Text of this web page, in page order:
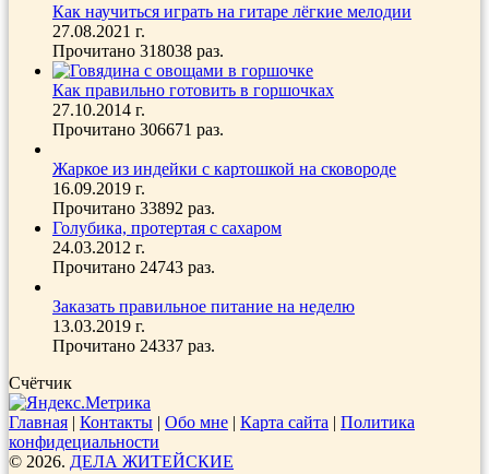
Как научиться играть на гитаре лёгкие мелодии
27.08.2021 г.
Прочитано 318038 раз.
Как правильно готовить в горшочках
27.10.2014 г.
Прочитано 306671 раз.
Жаркое из индейки с картошкой на сковороде
16.09.2019 г.
Прочитано 33892 раз.
Голубика, протертая с сахаром
24.03.2012 г.
Прочитано 24743 раз.
Заказать правильное питание на неделю
13.03.2019 г.
Прочитано 24337 раз.
Счётчик
Главная | Контакты | Обо мне | Карта сайта | Политика
конфидециальности
© 2026. ДЕЛА ЖИТЕЙСКИЕ